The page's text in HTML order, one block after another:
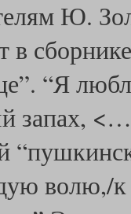
Ю.
в
“Я
запах,
волю,/к